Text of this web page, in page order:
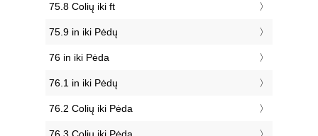
75.8 Colių iki ft
75.9 in iki Pėdų
76 in iki Pėda
76.1 in iki Pėdų
76.2 Colių iki Pėda